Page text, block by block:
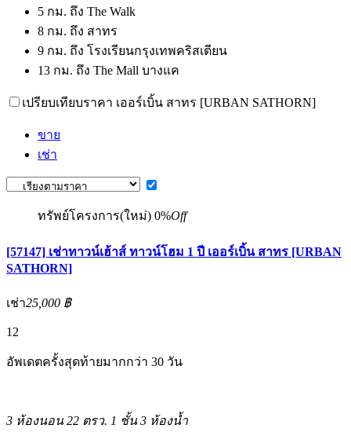
5 กม. ถึง The Walk
8 กม. ถึง สาทร
9 กม. ถึง โรงเรียนกรุงเทพคริสเตียน
13 กม. ถึง The Mall บางแค
เปรียบเทียบราคา เออร์เบิ้น สาทร [URBAN SATHORN]
ขาย
เช่า
ทรัพย์โครงการ(ใหม่) 0%Off
[57147] เช่าทาวน์เฮ้าส์ ทาวน์โฮม 1 ปี เออร์เบิ้น สาทร [URBAN
SATHORN]
เช่า25,000 ฿
12
อัพเดตครั้งสุดท้ายมากกว่า 30 วัน
3 ห้องนอน 22 ตรว. 1 ชั้น 3 ห้องน้ำ